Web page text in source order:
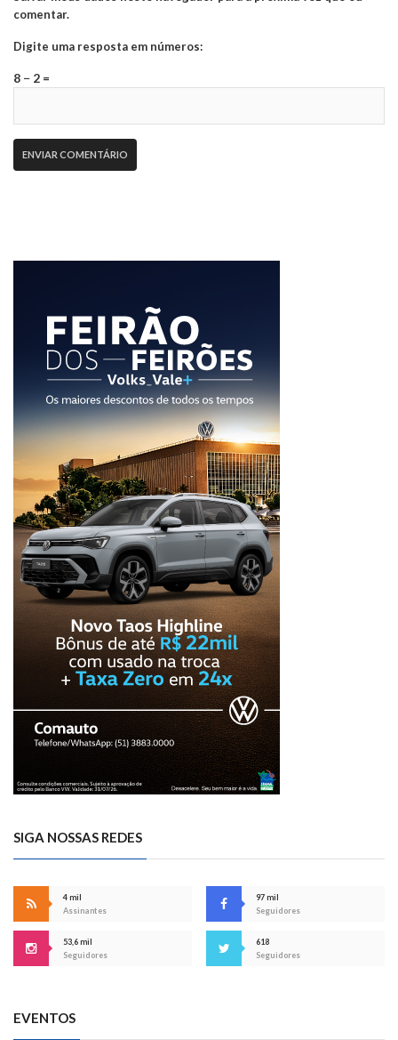
comentar.
Digite uma resposta em números:
8 − 2 =
SIGA NOSSAS REDES
4 mil
Assinantes
97 mil
Seguidores
53,6 mil
Seguidores
618
Seguidores
EVENTOS